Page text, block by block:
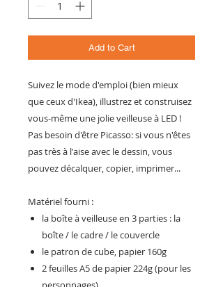
Add to Cart
Suivez le mode d'emploi (bien mieux
que ceux d'Ikea), illustrez et construisez
vous-même une jolie veilleuse à LED !
Pas besoin d'être Picasso: si vous n'êtes
pas très à l'aise avec le dessin, vous
pouvez décalquer, copier, imprimer...
Matériel fourni :
la boîte à veilleuse en 3 parties : la
boîte / le cadre / le couvercle
le patron de cube, papier 160g
2 feuilles A5 de papier 224g (pour les